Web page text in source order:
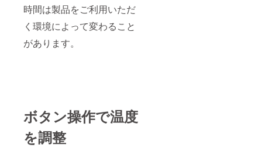
時間は製品をご利用いただ
く環境によって変わること
があります。
ボタン操作で温度
を調整